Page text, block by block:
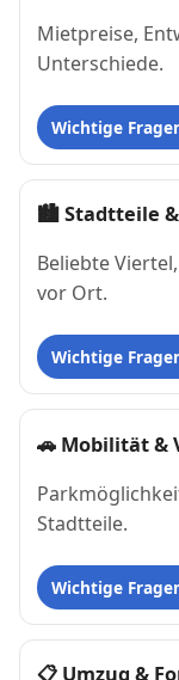
Mietpreise,
Unterschiede.
Wichtige
🏙Stadtteile
Beliebte
vor Ort.
Wichtige
🚗 Mobilität &
Stadtteile.
Wichtige
📋 Umzug &